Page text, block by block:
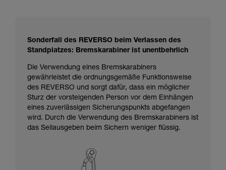
Sonderfall des REVERSO beim Verlassen des
Standplatzes: Bremskarabiner ist unentbehrlich
Die Verwendung eines Bremskarabiners
gewährleistet die ordnungsgemäße Funktionsweise
des REVERSO und sorgt dafür, dass ein möglicher
Sturz der vorsteigenden Person vor dem Einhängen
eines zuverlässigen Sicherungspunkts abgefangen
wird. Durch die Verwendung des Bremskarabiners ist
das Seilausgeben beim Sichern weniger flüssig.